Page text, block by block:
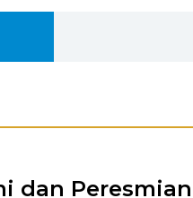
dan Peresmian